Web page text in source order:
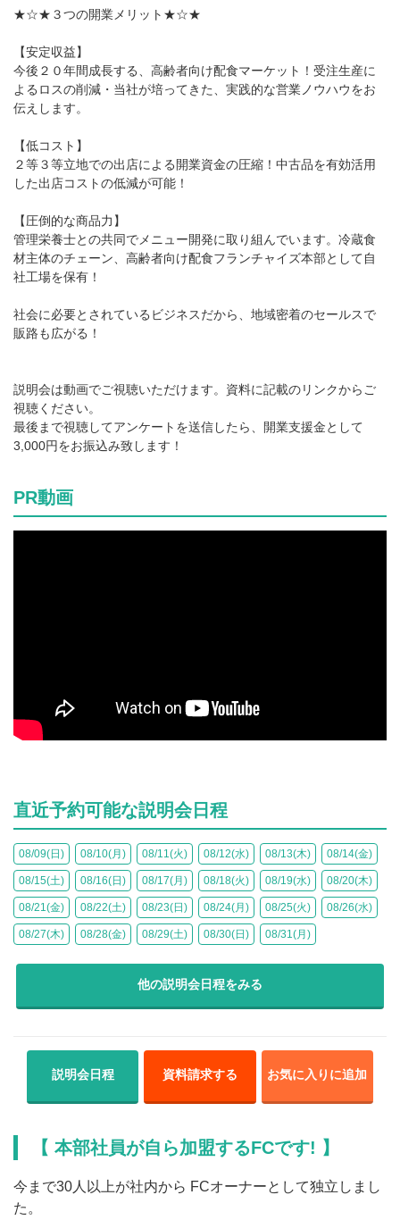
★☆★３つの開業メリット★☆★
【安定収益】
今後２０年間成長する、高齢者向け配食マーケット！受注生産に
よるロスの削減・当社が培ってきた、実践的な営業ノウハウをお
伝えします。
【低コスト】
２等３等立地での出店による開業資金の圧縮！中古品を有効活用
した出店コストの低減が可能！
【圧倒的な商品力】
管理栄養士との共同でメニュー開発に取り組んでいます。冷蔵食
材主体のチェーン、高齢者向け配食フランチャイズ本部として自
社工場を保有！
社会に必要とされているビジネスだから、地域密着のセールスで
販路も広がる！
説明会は動画でご視聴いただけます。資料に記載のリンクからご
視聴ください。
最後まで視聴してアンケートを送信したら、開業支援金として
3,000円をお振込み致します！
PR動画
直近予約可能な説明会日程
08/09(日) 08/10(月) 08/11(火) 08/12(水) 08/13(木) 08/14(金)
08/15(土) 08/16(日) 08/17(月) 08/18(火) 08/19(水) 08/20(木)
08/21(金) 08/22(土) 08/23(日) 08/24(月) 08/25(火) 08/26(水)
08/27(木) 08/28(金) 08/29(土) 08/30(日) 08/31(月)
他の説明会日程をみる
説明会日程 資料請求する お気に入りに追加
【 本部社員が自ら加盟するFCです! 】
今まで30人以上が社内から FCオーナーとして独立しまし
た。